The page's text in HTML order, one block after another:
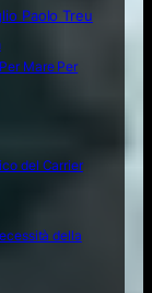
Paolo Treu
Mare Per
del Carrier
della